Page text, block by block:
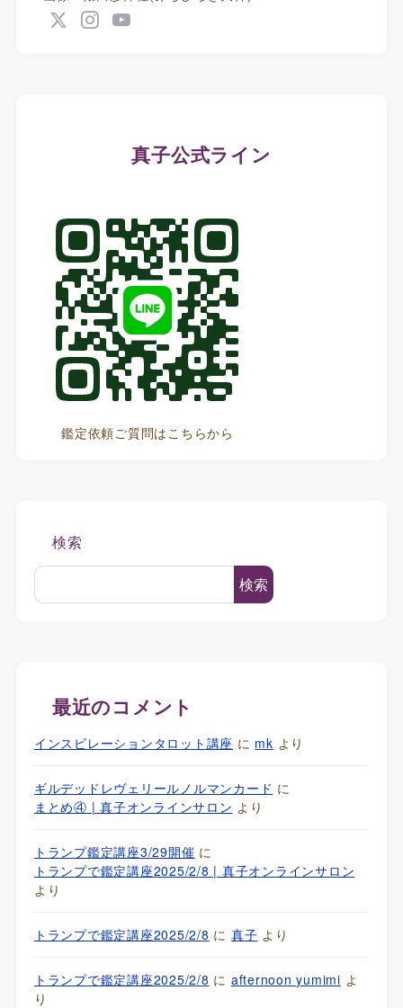
真子公式ライン
鑑定依頼ご質問はこちらから
検索
検索
最近のコメント
インスピレーションタロット講座 に mk より
ギルデッドレヴェリールノルマンカード に
まとめ④ | 真子オンラインサロン より
トランプ鑑定講座3/29開催 に
トランプで鑑定講座2025/2/8 | 真子オンラインサロン
より
トランプで鑑定講座2025/2/8 に 真子 より
トランプで鑑定講座2025/2/8 に afternoon yumimi よ
り